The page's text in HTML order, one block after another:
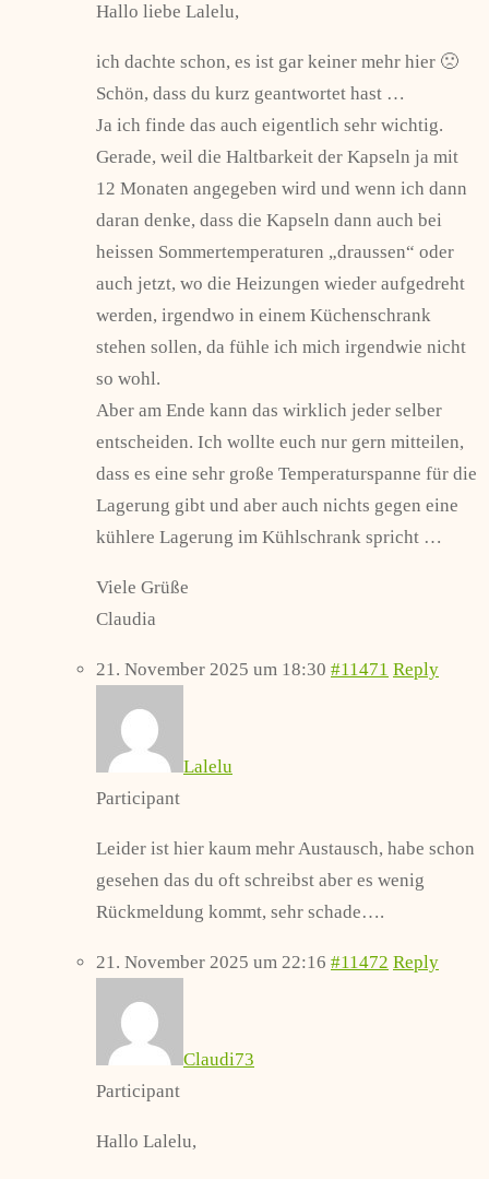
Hallo liebe Lalelu,
ich dachte schon, es ist gar keiner mehr hier 🙁
Schön, dass du kurz geantwortet hast …
Ja ich finde das auch eigentlich sehr wichtig.
Gerade, weil die Haltbarkeit der Kapseln ja mit
12 Monaten angegeben wird und wenn ich dann
daran denke, dass die Kapseln dann auch bei
heissen Sommertemperaturen „draussen“ oder
auch jetzt, wo die Heizungen wieder aufgedreht
werden, irgendwo in einem Küchenschrank
stehen sollen, da fühle ich mich irgendwie nicht
so wohl.
Aber am Ende kann das wirklich jeder selber
entscheiden. Ich wollte euch nur gern mitteilen,
dass es eine sehr große Temperaturspanne für die
Lagerung gibt und aber auch nichts gegen eine
kühlere Lagerung im Kühlschrank spricht …
Viele Grüße
Claudia
21. November 2025 um 18:30 #11471 Reply
Lalelu
Participant
Leider ist hier kaum mehr Austausch, habe schon
gesehen das du oft schreibst aber es wenig
Rückmeldung kommt, sehr schade….
21. November 2025 um 22:16 #11472 Reply
Claudi73
Participant
Hallo Lalelu,